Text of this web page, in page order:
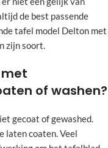
de best passende
tafel model Delton met
zijn soort.
of washen?
gecoat of gewashed.
laten coaten. Veel